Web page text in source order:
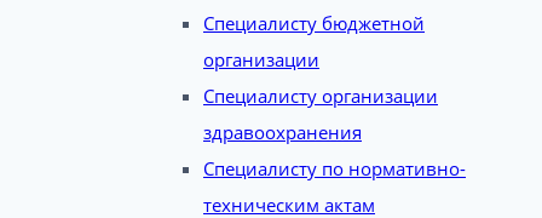
Специалисту бюджетной
организации
Специалисту организации
здравоохранения
Специалисту по нормативно-
техническим актам